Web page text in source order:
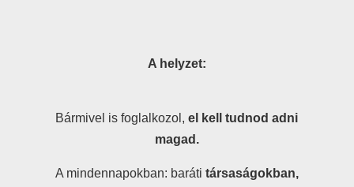
A helyzet:
Bármivel is foglalkozol,el kell tudnod adni
magad.
A mindennapokban: baráti társaságokban,